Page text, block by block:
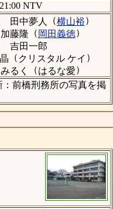
NTV
田中夢人 （横山裕）
加藤隆 （ 岡田義徳）
吉田一郎
（ クリスタル ケイ ）
みるく （はるな愛）
：前橋刑務所の写真を掲